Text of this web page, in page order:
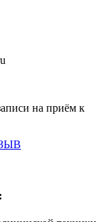
на приём к